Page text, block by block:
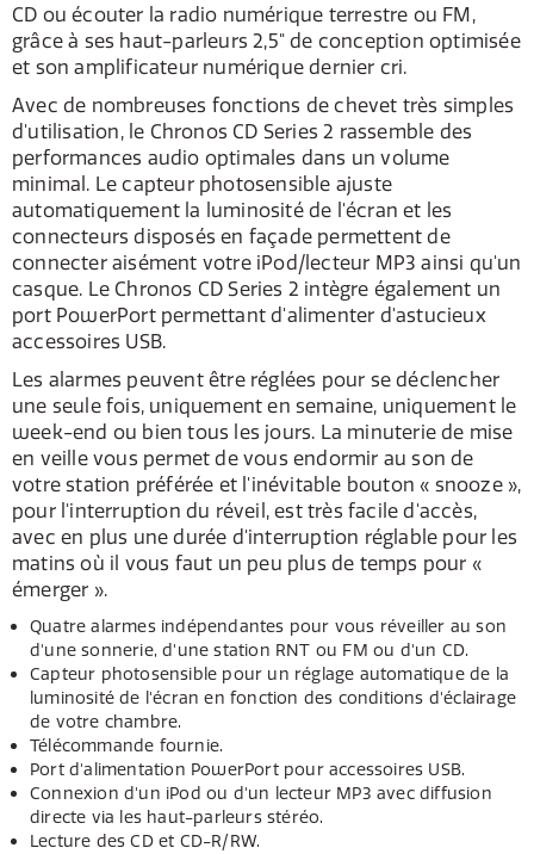
CD ou écouter la radio numérique terrestre ou FM,
grâce à ses haut-parleurs 2,5" de conception optimisée
et son amplificateur numérique dernier cri.
Avec de nombreuses fonctions de chevet très simples
d'utilisation, le Chronos CD Series 2 rassemble des
performances audio optimales dans un volume
minimal. Le capteur photosensible ajuste
automatiquement la luminosité de l'écran et les
connecteurs disposés en façade permettent de
connecter aisément votre iPod/lecteur MP3 ainsi qu'un
casque. Le Chronos CD Series 2 intègre également un
port PowerPort permettant d'alimenter d'astucieux
accessoires USB.
Les alarmes peuvent être réglées pour se déclencher
une seule fois, uniquement en semaine, uniquement le
week-end ou bien tous les jours. La minuterie de mise
en veille vous permet de vous endormir au son de
votre station préférée et l'inévitable bouton « snooze »,
pour l'interruption du réveil, est très facile d'accès,
avec en plus une durée d'interruption réglable pour les
matins où il vous faut un peu plus de temps pour «
émerger ».
Quatre alarmes indépendantes pour vous réveiller au son
d'une sonnerie, d'une station RNT ou FM ou d'un CD.
Capteur photosensible pour un réglage automatique de la
luminosité de l'écran en fonction des conditions d'éclairage
de votre chambre.
Télécommande fournie.
Port d'alimentation PowerPort pour accessoires USB.
Connexion d'un iPod ou d'un lecteur MP3 avec diffusion
directe via les haut-parleurs stéréo.
Lecture des CD et CD-R/RW.